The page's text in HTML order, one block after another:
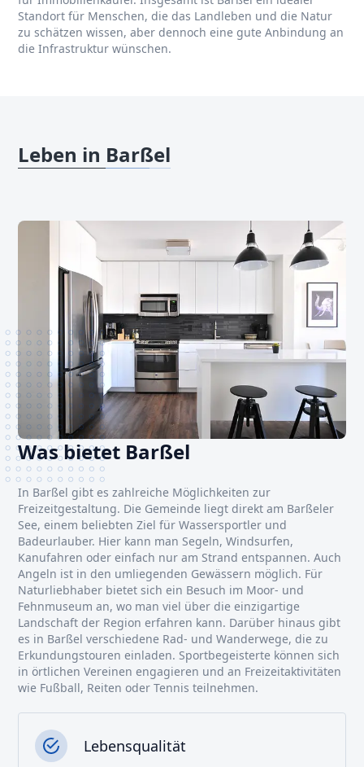
Standort für Menschen, die das Landleben und die Natur
zu schätzen wissen, aber dennoch eine gute Anbindung an
die Infrastruktur wünschen.
Leben in Barßel
Was bietet Barßel
In Barßel gibt es zahlreiche Möglichkeiten zur
Freizeitgestaltung. Die Gemeinde liegt direkt am Barßeler
See, einem beliebten Ziel für Wassersportler und
Badeurlauber. Hier kann man Segeln, Windsurfen,
Kanufahren oder einfach nur am Strand entspannen. Auch
Angeln ist in den umliegenden Gewässern möglich. Für
Naturliebhaber bietet sich ein Besuch im Moor- und
Fehnmuseum an, wo man viel über die einzigartige
Landschaft der Region erfahren kann. Darüber hinaus gibt
es in Barßel verschiedene Rad- und Wanderwege, die zu
Erkundungstouren einladen. Sportbegeisterte können sich
in örtlichen Vereinen engagieren und an Freizeitaktivitäten
wie Fußball, Reiten oder Tennis teilnehmen.
Lebensqualität